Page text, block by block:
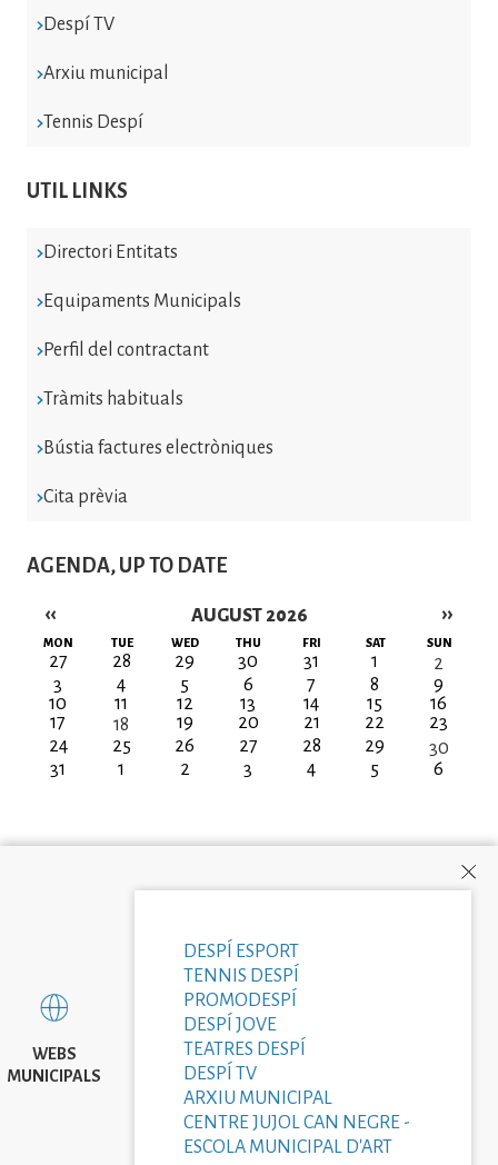
Despí TV
Arxiu municipal
Tennis Despí
UTIL LINKS
Directori Entitats
Equipaments Municipals
Perfil del contractant
Tràmits habituals
Bústia factures electròniques
Cita prèvia
AGENDA, UP TO DATE
AUGUST 2026
Pagination
‹‹ ››
MON TUE WED THU FRI SAT SUN
27 28 29 30 31 1
2
3
4 5 6 7 8
9
10
11 12 13 14 15
16
17
18 19 20 21 22
23
24
25 26 27 28 29
30
31
1 2 3 4 5 6
WEBS
MUNICIPALS
DESPÍ ESPORT
TENNIS DESPÍ
PROMODESPÍ
DESPÍ JOVE
TEATRES DESPÍ
DESPÍ TV
ARXIU MUNICIPAL
CENTRE JUJOL CAN NEGRE -
ESCOLA MUNICIPAL D'ART